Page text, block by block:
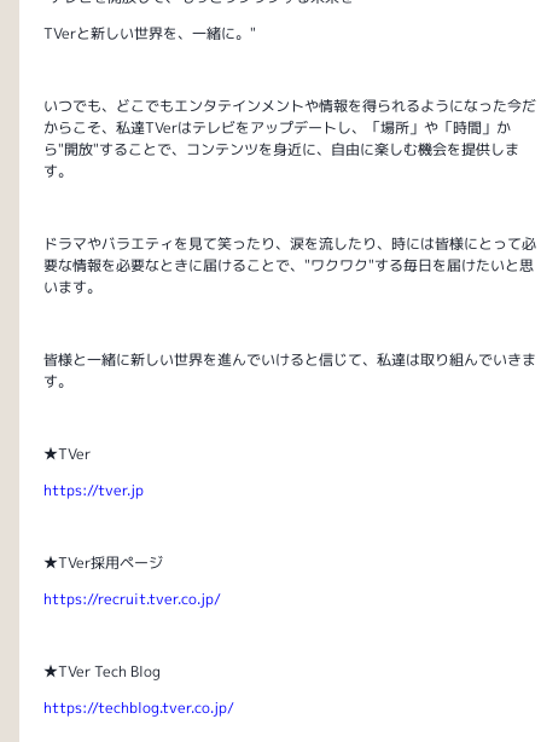
TVerと新しい世界を、一緒に。"
いつでも、どこでもエンタテインメントや情報を得られるようになった今だ
からこそ、私達TVerはテレビをアップデートし、「場所」や「時間」か
ら"開放"することで、コンテンツを身近に、自由に楽しむ機会を提供しま
す。
ドラマやバラエティを見て笑ったり、涙を流したり、時には皆様にとって必
要な情報を必要なときに届けることで、"ワクワク"する毎日を届けたいと思
います。
皆様と一緒に新しい世界を進んでいけると信じて、私達は取り組んでいきま
す。
★TVer
https://tver.jp
★TVer採用ページ
https://recruit.tver.co.jp/
★TVer Tech Blog
https://techblog.tver.co.jp/